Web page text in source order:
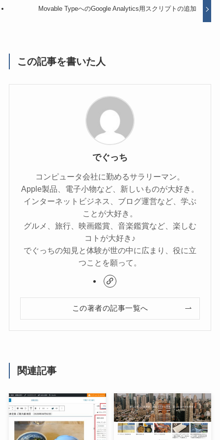
Movable TypeへのGoogle Analytics用スクリプトの追加
この記事を書いた人
でぐっち
コンピュータ会社に勤めるサラリーマン。
Apple製品、電子小物など、新しいものが大好き。
インターネットビジネス、ブログ運営など、学ぶ
ことが大好き。
グルメ、旅行、映画鑑賞、音楽鑑賞など、楽しむ
コトが大好き♪
でぐっちの知見と体験が世の中に広まり、役に立
つことを願って。
この著者の記事一覧へ
関連記事